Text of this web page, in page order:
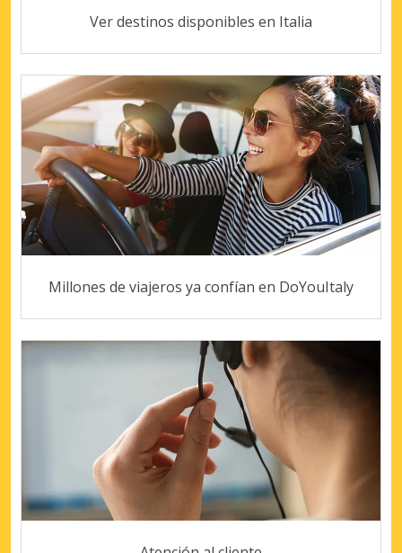
Ver destinos disponibles en Italia
Millones de viajeros ya confían en DoYouItaly